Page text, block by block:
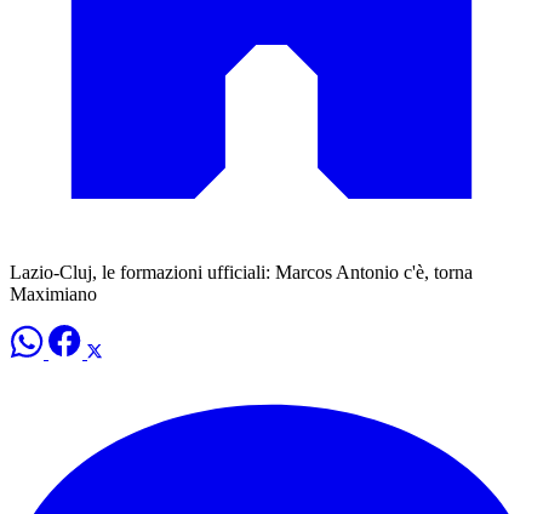
Lazio-Cluj, le formazioni ufficiali: Marcos Antonio c'è, torna
Maximiano